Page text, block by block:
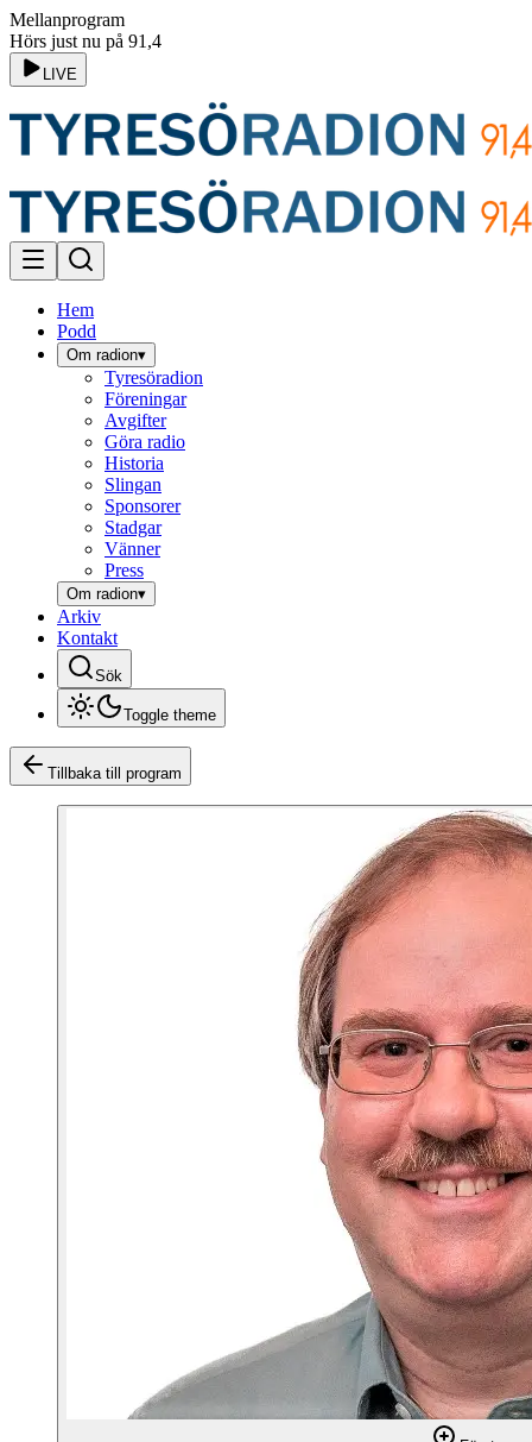
Mellanprogram
Hörs just nu på 91,4
LIVE
Hem
Podd
Om radion▾
Tyresöradion
Föreningar
Avgifter
Göra radio
Historia
Slingan
Sponsorer
Stadgar
Vänner
Press
Om radion▾
Arkiv
Kontakt
Sök
Toggle theme
Tillbaka till program